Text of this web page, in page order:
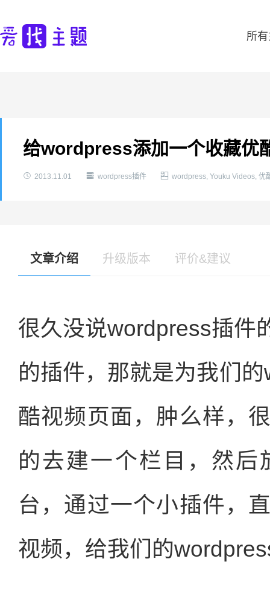
所
给wordpress添加一个收藏优
 2013.11.01  wordpress插件  wordpress, Youku Videos, 优
文章介绍 升级版本 评价&建议
很久没说wordpress插件
的插件，那就是为我们
酷视频页面，肿么样，
的去建一个栏目，然
台，通过一个小插件，
视频，给我们的